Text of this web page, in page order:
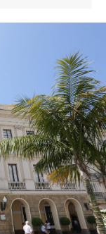
para el
español por la
programa